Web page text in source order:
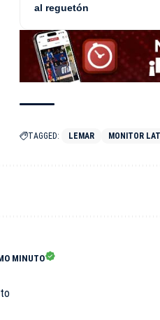
al reguetón
TAGGED: LEMAR MONITOR
MINUTO